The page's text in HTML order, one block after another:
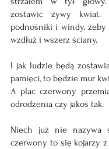
zostawić żywy kwiat.
podnośniki i windy.
wzdłuż i wszerz ściany.
I jak ludzie będą
pamięci, to będzie mur
A plac czerwony
odrodzenia czy jakoś tak.
Niech już nie nazywa
czerwony to się kojarzy